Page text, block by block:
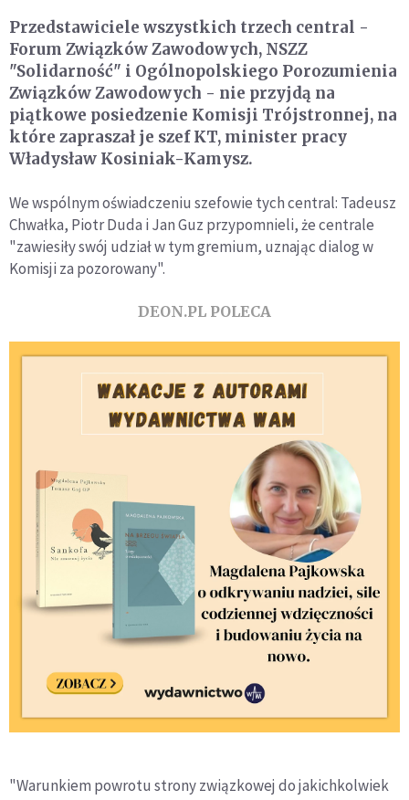
Przedstawiciele wszystkich trzech central -
Forum Związków Zawodowych, NSZZ
"Solidarność" i Ogólnopolskiego Porozumienia
Związków Zawodowych - nie przyjdą na
piątkowe posiedzenie Komisji Trójstronnej, na
które zapraszał je szef KT, minister pracy
Władysław Kosiniak-Kamysz.
We wspólnym oświadczeniu szefowie tych central: Tadeusz
Chwałka, Piotr Duda i Jan Guz przypomnieli, że centrale
"zawiesiły swój udział w tym gremium, uznając dialog w
Komisji za pozorowany".
DEON.PL POLECA
"Warunkiem powrotu strony związkowej do jakichkolwiek